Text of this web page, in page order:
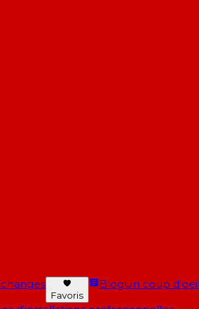
Favoris
BlogUn coup